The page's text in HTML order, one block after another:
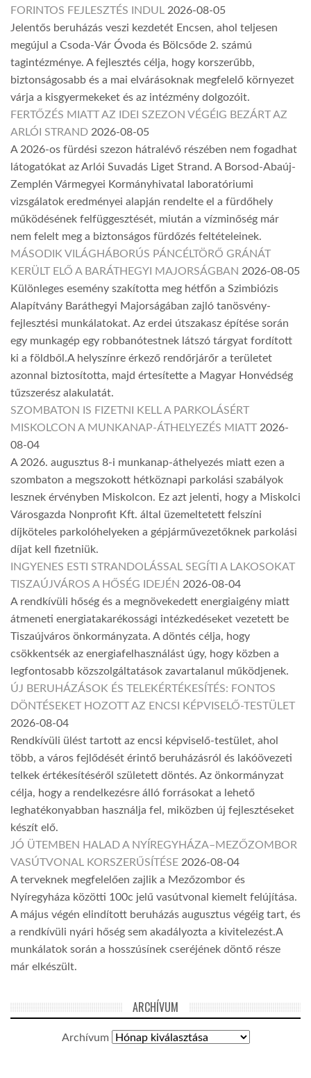
FORINTOS FEJLESZTÉS INDUL 2026-08-05
Jelentős beruházás veszi kezdetét Encsen, ahol teljesen
megújul a Csoda-Vár Óvoda és Bölcsőde 2. számú
tagintézménye. A fejlesztés célja, hogy korszerűbb,
biztonságosabb és a mai elvárásoknak megfelelő környezet
várja a kisgyermekeket és az intézmény dolgozóit.
FERTŐZÉS MIATT AZ IDEI SZEZON VÉGÉIG BEZÁRT AZ
ARLÓI STRAND 2026-08-05
A 2026-os fürdési szezon hátralévő részében nem fogadhat
látogatókat az Arlói Suvadás Liget Strand. A Borsod-Abaúj-
Zemplén Vármegyei Kormányhivatal laboratóriumi
vizsgálatok eredményei alapján rendelte el a fürdőhely
működésének felfüggesztését, miután a vízminőség már
nem felelt meg a biztonságos fürdőzés feltételeinek.
MÁSODIK VILÁGHÁBORÚS PÁNCÉLTÖRŐ GRÁNÁT
KERÜLT ELŐ A BARÁTHEGYI MAJORSÁGBAN 2026-08-05
Különleges esemény szakította meg hétfőn a Szimbiózis
Alapítvány Baráthegyi Majorságában zajló tanösvény-
fejlesztési munkálatokat. Az erdei útszakasz építése során
egy munkagép egy robbanótestnek látszó tárgyat fordított
ki a földből.A helyszínre érkező rendőrjárőr a területet
azonnal biztosította, majd értesítette a Magyar Honvédség
tűzszerész alakulatát.
SZOMBATON IS FIZETNI KELL A PARKOLÁSÉRT
MISKOLCON A MUNKANAP-ÁTHELYEZÉS MIATT 2026-
08-04
A 2026. augusztus 8-i munkanap-áthelyezés miatt ezen a
szombaton a megszokott hétköznapi parkolási szabályok
lesznek érvényben Miskolcon. Ez azt jelenti, hogy a Miskolci
Városgazda Nonprofit Kft. által üzemeltetett felszíni
díjköteles parkolóhelyeken a gépjárművezetőknek parkolási
díjat kell fizetniük.
INGYENES ESTI STRANDOLÁSSAL SEGÍTI A LAKOSOKAT
TISZAÚJVÁROS A HŐSÉG IDEJÉN 2026-08-04
A rendkívüli hőség és a megnövekedett energiaigény miatt
átmeneti energiatakarékossági intézkedéseket vezetett be
Tiszaújváros önkormányzata. A döntés célja, hogy
csökkentsék az energiafelhasználást úgy, hogy közben a
legfontosabb közszolgáltatások zavartalanul működjenek.
ÚJ BERUHÁZÁSOK ÉS TELEKÉRTÉKESÍTÉS: FONTOS
DÖNTÉSEKET HOZOTT AZ ENCSI KÉPVISELŐ-TESTÜLET
2026-08-04
Rendkívüli ülést tartott az encsi képviselő-testület, ahol
több, a város fejlődését érintő beruházásról és lakóövezeti
telkek értékesítéséről született döntés. Az önkormányzat
célja, hogy a rendelkezésre álló forrásokat a lehető
leghatékonyabban használja fel, miközben új fejlesztéseket
készít elő.
JÓ ÜTEMBEN HALAD A NYÍREGYHÁZA–MEZŐZOMBOR
VASÚTVONAL KORSZERŰSÍTÉSE 2026-08-04
A terveknek megfelelően zajlik a Mezőzombor és
Nyíregyháza közötti 100c jelű vasútvonal kiemelt felújítása.
A május végén elindított beruházás augusztus végéig tart, és
a rendkívüli nyári hőség sem akadályozta a kivitelezést.A
munkálatok során a hosszúsínek cseréjének döntő része
már elkészült.
ARCHÍVUM
Archívum